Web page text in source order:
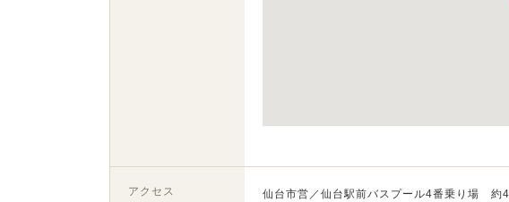
アクセス 仙台市営／仙台駅前バスプール4番乗り場 約